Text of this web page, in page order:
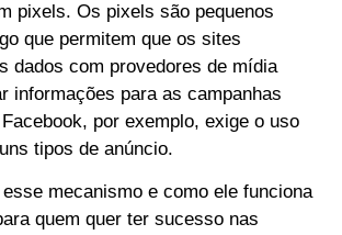
pixels. Os pixels são pequenos
que permitem que os sites
dados com provedores de mídia
informações para as campanhas
por exemplo, exige o uso
tipos de anúncio.
mecanismo e como ele funciona
quem quer ter sucesso nas